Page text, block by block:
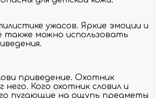
ужасов. Яркие эмоции и
также можно использовать
приведение. Охотник
Кого охотник словил и
пугающие на ощупь предметы